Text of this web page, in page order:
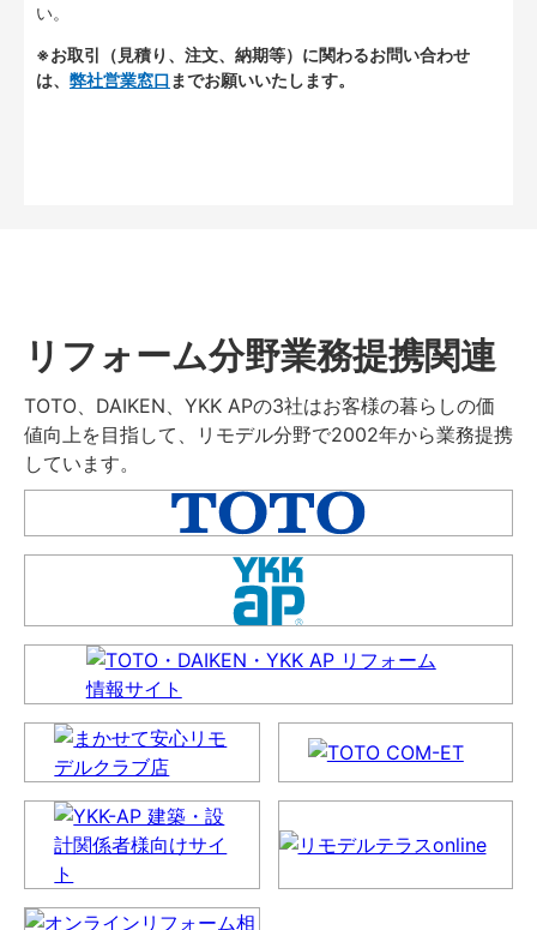
い。
※お取引（見積り、注文、納期等）に関わるお問い合わせ
は、 弊社営業窓口 までお願いいたします。
リフォーム分野業務提携関連
TOTO、DAIKEN、YKK APの3社はお客様の暮らしの価
値向上を目指して、リモデル分野で2002年から業務提携
しています。